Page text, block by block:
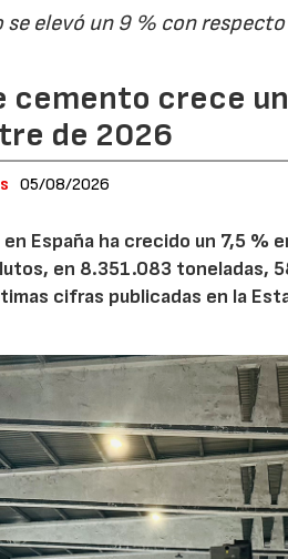
elevó un 9 % con
cemento crece
de 2026
05/08/2026
España ha crecido un 7,5 %
en 8.351.083 toneladas,
cifras publicadas en la